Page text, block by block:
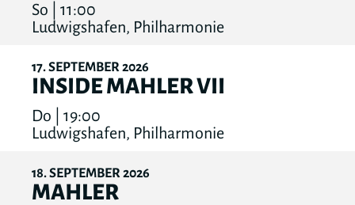
So | 11:00
Ludwigshafen, Philharmonie
17 SEPTEMBER2026
INSIDE MAHLER VII
Do | 19:00
Ludwigshafen, Philharmonie
18 SEPTEMBER2026
MAHLER